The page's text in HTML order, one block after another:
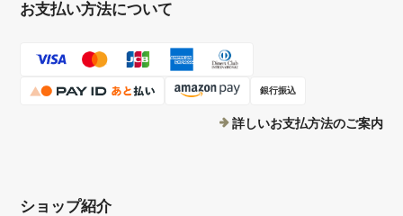
お支払い方法について
銀行振込
詳しいお支払方法のご案内
ショップ紹介